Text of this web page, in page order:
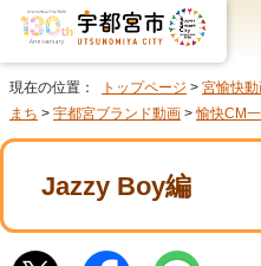
現在の位置： トップページ > 宮愉快
まち > 宇都宮ブランド動画 >愉快CM
Jazzy Boy編